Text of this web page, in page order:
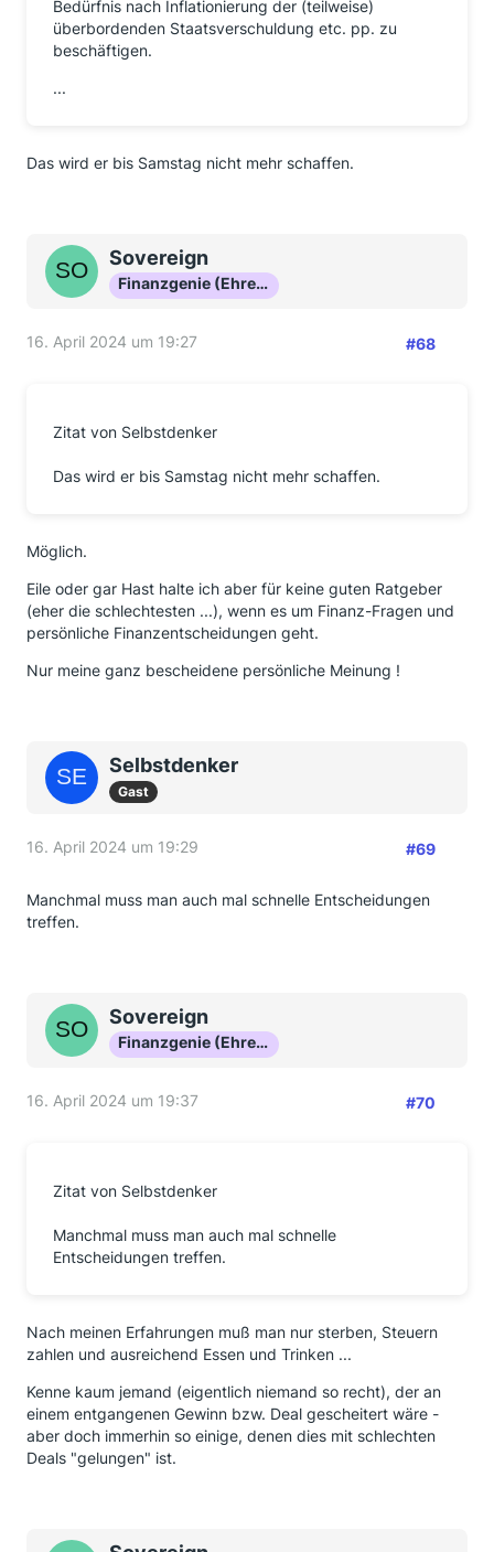
Bedürfnis nach Inflationierung der (teilweise)
überbordenden Staatsverschuldung etc. pp. zu
beschäftigen.
...
Das wird er bis Samstag nicht mehr schaffen.
Sovereign
Finanzgenie (Ehrenmitglied)
16. April 2024 um 19:27 #68
Zitat von Selbstdenker
Das wird er bis Samstag nicht mehr schaffen.
Möglich.
Eile oder gar Hast halte ich aber für keine guten Ratgeber
(eher die schlechtesten ...), wenn es um Finanz-Fragen und
persönliche Finanzentscheidungen geht.
Nur meine ganz bescheidene persönliche Meinung !
Selbstdenker
Gast
16. April 2024 um 19:29 #69
Manchmal muss man auch mal schnelle Entscheidungen
treffen.
Sovereign
Finanzgenie (Ehrenmitglied)
16. April 2024 um 19:37 #70
Zitat von Selbstdenker
Manchmal muss man auch mal schnelle
Entscheidungen treffen.
Nach meinen Erfahrungen muß man nur sterben, Steuern
zahlen und ausreichend Essen und Trinken ...
Kenne kaum jemand (eigentlich niemand so recht), der an
einem entgangenen Gewinn bzw. Deal gescheitert wäre -
aber doch immerhin so einige, denen dies mit schlechten
Deals "gelungen" ist.